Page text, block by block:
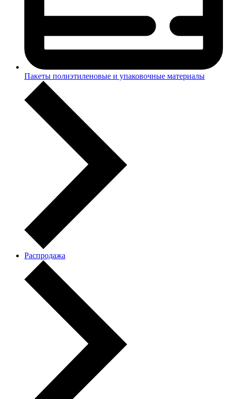
Пакеты полиэтиленовые и упаковочные материалы
Распродажа